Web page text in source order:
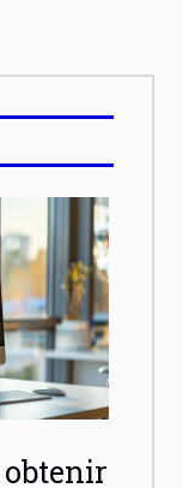
obtenir